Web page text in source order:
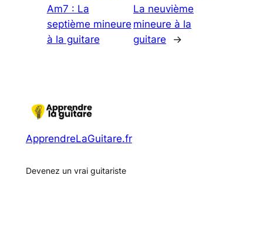
Am7 : La
septième mineure
à la guitare
La neuvième
mineure à la
guitare
→
ApprendreLaGuitare.fr
Devenez un vrai guitariste